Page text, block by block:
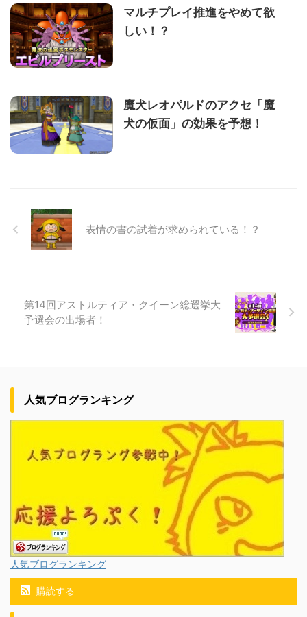
マルチプレイ推進をやめて欲
しい！？
魔犬レオパルドのアクセ「魔
犬の仮面」の効果を予想！
表情の書の試着が求められている！？
第14回アストルティア・クイーン総選挙大
予選会の出場者！
人気ブログランキング
人気ブログランキング
購読する